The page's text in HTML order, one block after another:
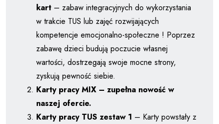
kart – zabaw integracyjnych do wykorzystania
w trakcie TUS lub zajęć rozwijających
kompetencje emocjonalno-społeczne ! Poprzez
zabawę dzieci budują poczucie własnej
wartości, dostrzegają swoje mocne strony,
zyskują pewność siebie.
Karty pracy MIX – zupełna nowość w
naszej ofercie.
Karty pracy TUS zestaw 1 – Karty powstały z